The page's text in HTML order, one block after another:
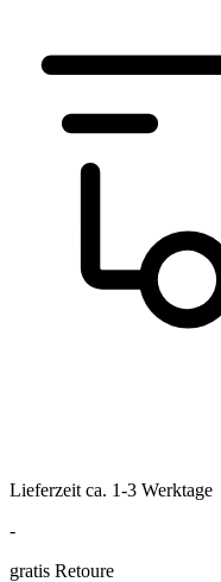
Lieferzeit ca. 1-3 Werktage
-
gratis Retoure